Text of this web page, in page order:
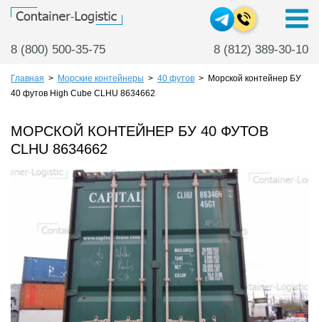
8 (800) 500-35-75 8 (812) 389-30-10
Главная > Морские контейнеры > 40 футов > Морской контейнер БУ
40 футов High Cube CLHU 8634662
МОРСКОЙ КОНТЕЙНЕР БУ 40 ФУТОВ
CLHU 8634662